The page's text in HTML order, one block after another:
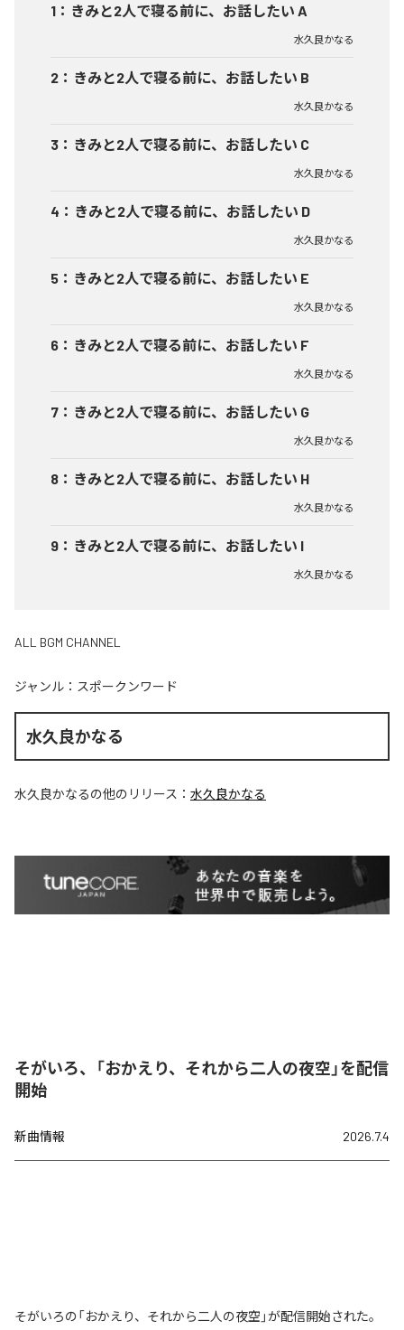
1 ： きみと2人で寝る前に、お話したい A
水久良かなる
2 ： きみと2人で寝る前に、お話したい B
水久良かなる
3 ： きみと2人で寝る前に、お話したい C
水久良かなる
4 ： きみと2人で寝る前に、お話したい D
水久良かなる
5 ： きみと2人で寝る前に、お話したい E
水久良かなる
6 ： きみと2人で寝る前に、お話したい F
水久良かなる
7 ： きみと2人で寝る前に、お話したい G
水久良かなる
8 ： きみと2人で寝る前に、お話したい H
水久良かなる
9 ： きみと2人で寝る前に、お話したい I
水久良かなる
ALL BGM CHANNEL
ジャンル： スポークンワード
水久良かなる
水久良かなるの他のリリース： 水久良かなる
そがいろ、「おかえり、それから二人の夜空」を配信
開始
新曲情報 2026.7.4
そがいろの「おかえり、それから二人の夜空」が配信開始された。